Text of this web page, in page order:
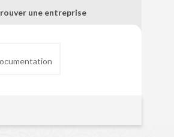
une entreprise